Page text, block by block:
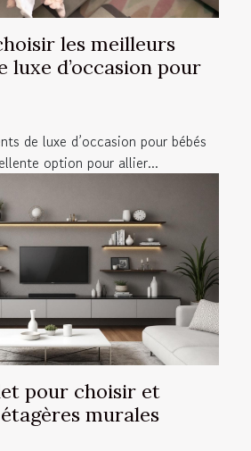
les meilleurs
luxe d’occasion pour
de luxe d’occasion pour bébés
option pour allier...
pour choisir et
murales